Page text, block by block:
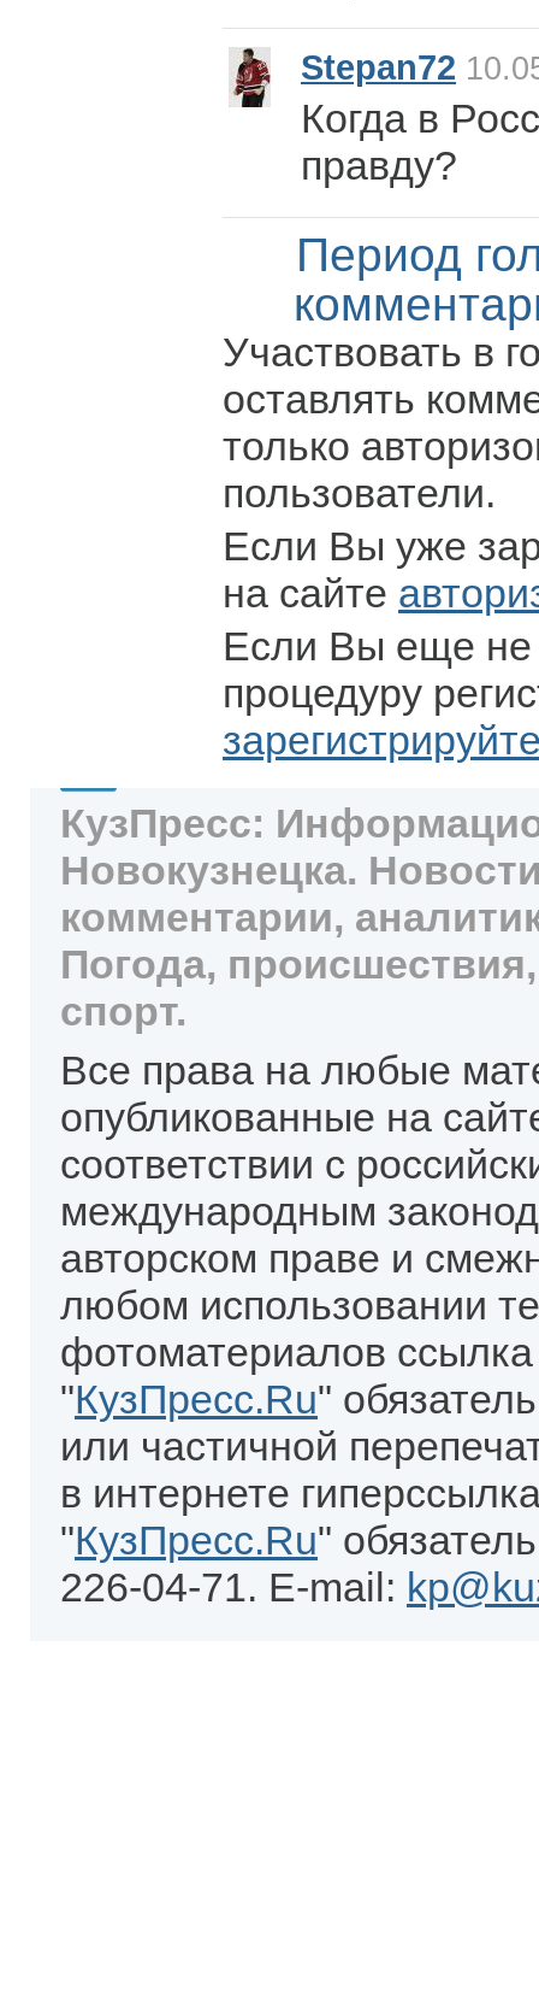
Stepan72
Когда в
правду?
Период
Участвовать в
оставлять
только
пользователи.
Если Вы уже
на сайте
Если Вы еще не
процедуру
КузПресс:
Новокузнецка.
комментарии,
Погода,
спорт.
Все права на любые
опубликованные на
соответствии с
международным
авторском праве и
любом использовании
фотоматериалов
"КузПресс.Ru"
или частичной
в интернете
"КузПресс.Ru"
226-04-71. E-mail: